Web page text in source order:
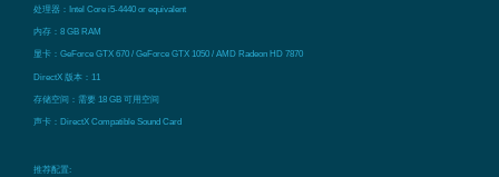
处理器：Intel Core i5-4440 or equivalent
内存：8 GB RAM
显卡：GeForce GTX 670 / GeForce GTX 1050 / AMD Radeon HD 7870
DirectX 版本：11
存储空间：需要 18 GB 可用空间
声卡：DirectX Compatible Sound Card
推荐配置: